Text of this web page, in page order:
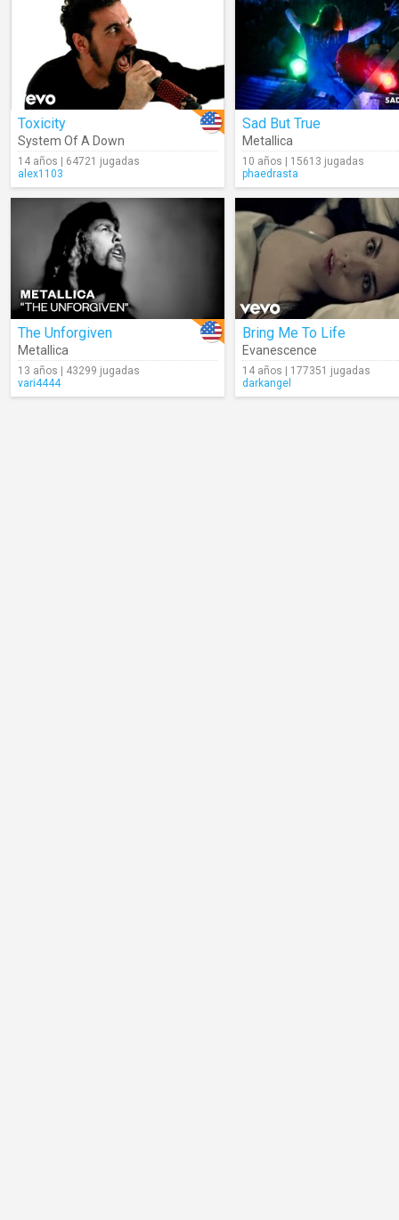
Toxicity
System Of A Down
14 años | 64721 jugadas
alex1103
Sad But True
Metallica
10 años | 15613 jugadas
phaedrasta
The Unforgiven
Metallica
13 años | 43299 jugadas
vari4444
Bring Me To Life
Evanescence
14 años | 177351 jugadas
darkangel